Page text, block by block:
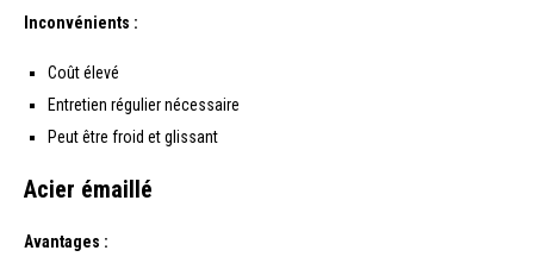
Inconvénients :
Coût élevé
Entretien régulier nécessaire
Peut être froid et glissant
Acier émaillé
Avantages :